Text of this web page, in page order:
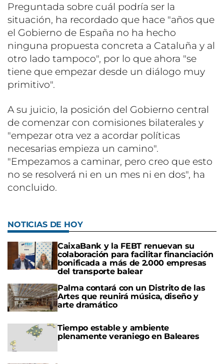
Preguntada sobre cuál podría ser la
situación, ha recordado que hace "años que
el Gobierno de España no ha hecho
ninguna propuesta concreta a Cataluña y al
otro lado tampoco", por lo que ahora "se
tiene que empezar desde un diálogo muy
primitivo".
A su juicio, la posición del Gobierno central
de comenzar con comisiones bilaterales y
"empezar otra vez a acordar políticas
necesarias empieza un camino".
"Empezamos a caminar, pero creo que esto
no se resolverá ni en un mes ni en dos", ha
concluido.
NOTICIAS DE HOY
CaixaBank y la FEBT renuevan su
colaboración para facilitar financiación
bonificada a más de 2.000 empresas
del transporte balear
Palma contará con un Distrito de las
Artes que reunirá música, diseño y
arte dramático
Tiempo estable y ambiente
plenamente veraniego en Baleares